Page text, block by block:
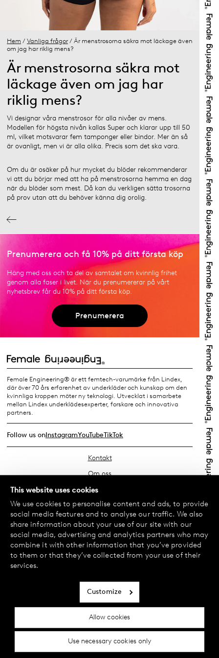
This website uses cookies
We use cookies to personalise content and ads, to provide
social media features and to analyse our traffic. We also
share information about your use of our site with our
social media, advertising and analytics partners who may
combine it with other information that you’ve provided
to them or that they’ve collected from your use of their
services.
Allow cookies
Customize
Use necessary cookies only
Hem / Vanliga frågor/ Är menstrosorna säkra mot läckage även
om jag har riklig mens?
Är menstrosorna säkra mot
läckage även om jag har
riklig mens?
Vi designar våra menstrosor för alla nivåer av mens.
Modellen för högsta nivån kallas Super och klarar upp till 50
ml, vilket motsvarar fem tamponger eller bindor. Mer än så
är ovanligt, men vi är alla olika. Precis som det ska vara.
Om du är osäker på hur mycket du blöder rekommenderar
vi att du börjar med att ha på menstrosorna hemma en dag
när du blöder som mest. Då kan du verkligen sätta trosorna
på prov utan att du behöver känna dig orolig.
Prenumerera och få 10% på ditt första köp
Häng med oss och ta del av samtalet om kvinnlig frihet
genom alla faser i livet. När du prenumererar på vårt
nyhetsbrev får du 10% på ditt första köp.
Prenumerera
Female Engineering® är ett femtech-varumärke från Lindex,
där över 70 års erfarenhet av underkläder och kunskap om den
kvinnliga kroppen möter ny teknologi. Utvecklat i samarbete
mellan Lindex underklädesexperter, forskare och innovativa
partners.
Follow us onInstagramYouTubeTikTok
Kontakt
Om oss
Hitta din butik
FAQ
Köpvillkor
Integritetspolicy
Byte & Retur
Cookiepolicy
Cookie inställningar
All rights reserved.